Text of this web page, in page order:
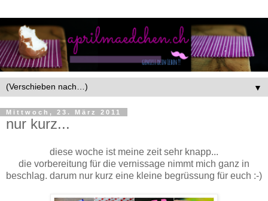
▼
Mittwoch, 23. März 2011
nur kurz...
diese woche ist meine zeit sehr knapp...
die vorbereitung für die vernissage nimmt mich ganz in
beschlag. darum nur kurz eine kleine begrüssung für euch :-)